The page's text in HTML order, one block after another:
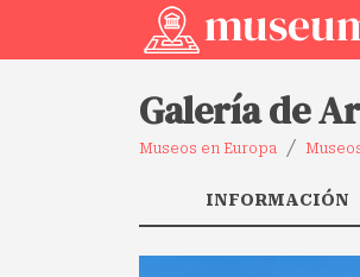
Galería de
Museos en Europa
INFORMACIÓN